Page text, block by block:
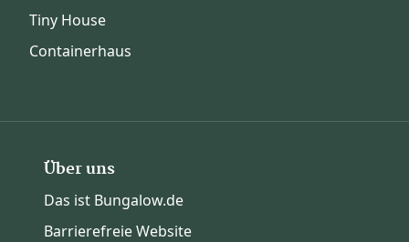
Tiny House
Containerhaus
Über uns
Das ist Bungalow.de
Barrierefreie Website